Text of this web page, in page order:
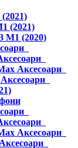
(2021)
M1 (2020)
Аксесоари
Аксесоари